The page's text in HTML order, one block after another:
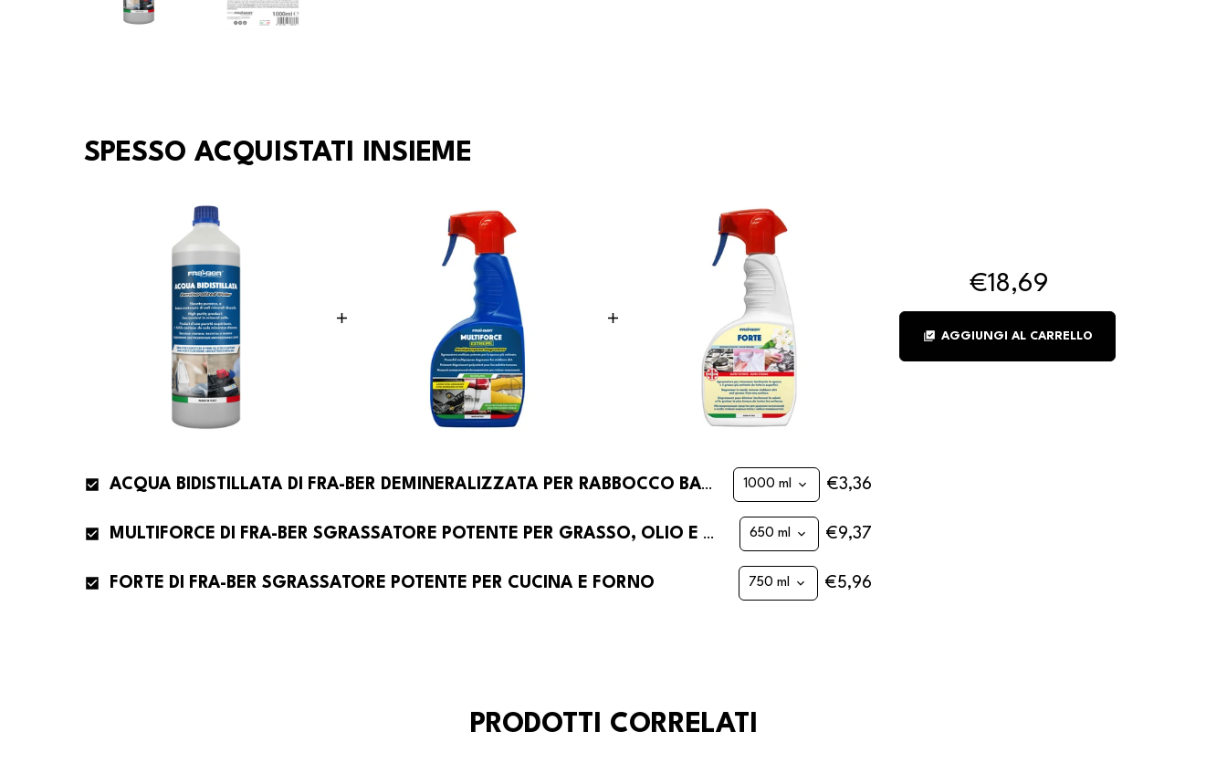
SPESSO ACQUISTATI INSIEME
€18,69
library_add_check AGGIUNGI AL CARRELLO
ACQUA BIDISTILLATA DI FRA-BER DEMINERALIZZATA PER RABBOCCO BATTERIE AUTO €3,36
MULTIFORCE DI FRA-BER SGRASSATORE POTENTE PER GRASSO, OLIO E MOTORI E INDUSTRIA €9,37
FORTE DI FRA-BER SGRASSATORE POTENTE PER CUCINA E FORNO €5,96
PRODOTTI CORRELATI